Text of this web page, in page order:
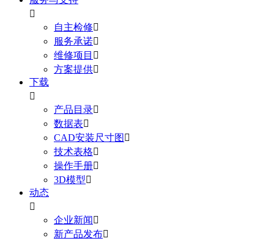

自主检修
服务承诺
维修项目 
方案提供
下载

产品目录
数据表
CAD安装尺寸图 
技术表格
操作手册
3D模型
动态

企业新闻 
新产品发布